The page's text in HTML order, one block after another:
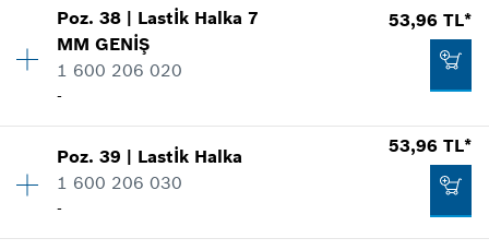
31,74 TL*
*Fiyatlara KDV dahildir.
53,96 TL*
Fiyatlara KDV dahildir.
Miktar 1
Fiyat grubu
Yedek parça bilgisi
Şekli göster
Poz.38 | Lastİk Halka 7
MM GENİŞ
1 600 206 020
-
53,96 TL*
Miktar 1
Fiyat grubu:11
Nerede kullanıldı.
Poz.39 | Lastİk Halka
1 600 206 030
-
53,96 TL*